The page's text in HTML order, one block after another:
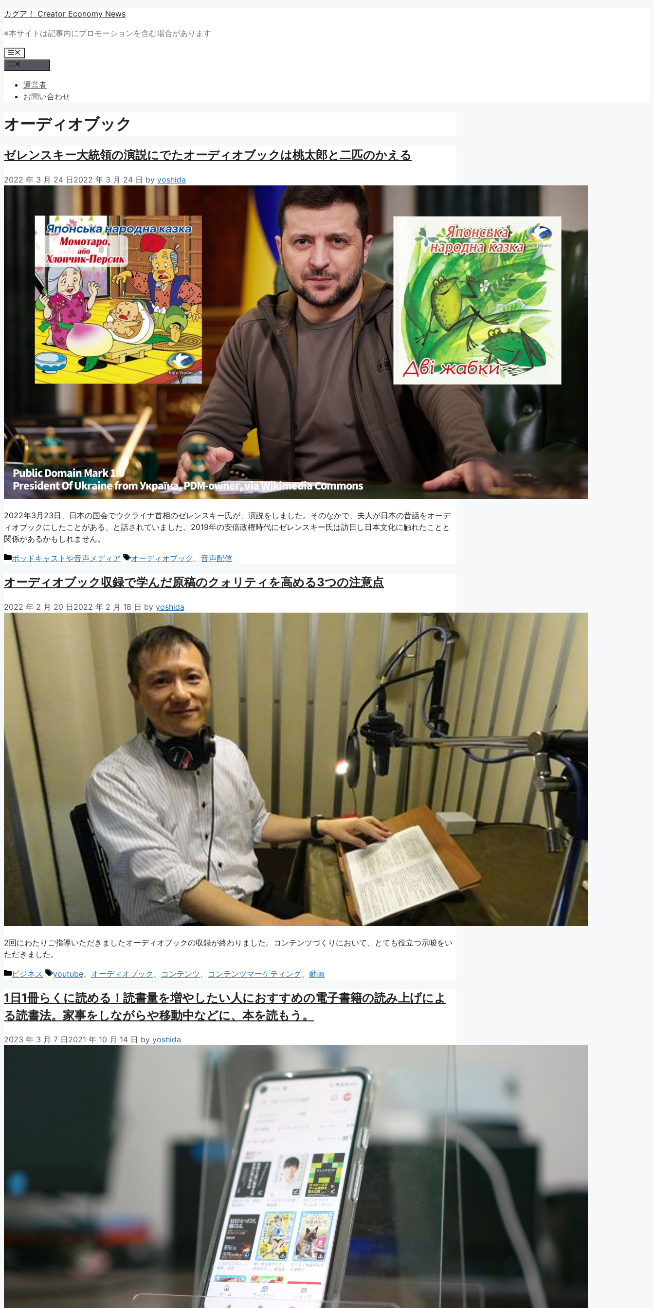
コ
テ
ン
ツ
へ
プ
カグア！ Creator Economy News
※本サイトは記事内にプロモーションを含む場合があります
メ
ニ
ュ
運営者
お問い合わせ
オーディオブック
ゼレンスキー大統領の演説にでたオーディオブックは桃太郎と二匹のかえる
2022 年 3 月 24 日2022 年 3 月 24 日 by yoshida
2022年3月23日、日本の国会でウクライナ首相のゼレンスキー氏が、演説をしました。そのなかで、夫人が日本の昔話をオーデ
ィオブックにしたことがある、と話されていました。2019年の安倍政権時代にゼレンスキー氏は訪日し日本文化に触れたことと
関係があるかもしれません。
カ
ゴ
ー
ポッドキャストや音声メディア
タ
オーディオブック 音声配信
オーディオブック収録で学んだ原稿のクォリティを高める3つの注意点
2022 年 2 月 20 日2022 年 2 月 18 日 by yoshida
2回にわたりご指導いただきましたオーディオブックの収録が終わりました。コンテンツづくりにおいて、とても役立つ示唆をい
ただきました。
カ
ゴ
リ
ー
ビジネス
タ
youtube オーディオブック コンテンツ コンテンツマーケティング 動画
1日1冊らくに読める！読書量を増やしたい人におすすめの電子書籍の読み上げによ
る読書法。家事をしながらや移動中などに、本を読もう。
2023 年 3 月 7 日2021 年 10 月 14 日 by yoshida